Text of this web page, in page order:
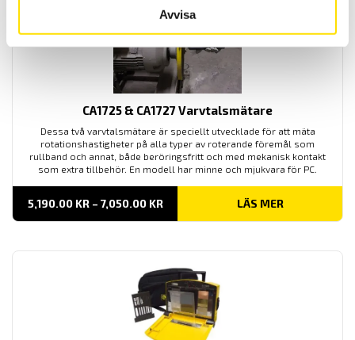
Avvisa
CA1725 & CA1727 Varvtalsmätare
Dessa två varvtalsmätare är speciellt utvecklade för att mäta
rotationshastigheter på alla typer av roterande föremål som
rullband och annat, både beröringsfritt och med mekanisk kontakt
som extra tillbehör. En modell har minne och mjukvara för PC.
5,190.00 KR – 7,050.00 KRPRISINTERVALL:
TILL
LÄS MER